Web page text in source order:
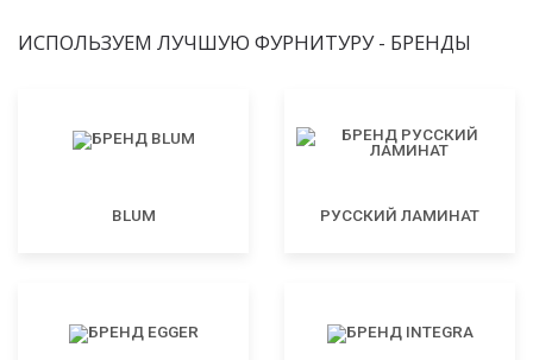
ИСПОЛЬЗУЕМ ЛУЧШУЮ ФУРНИТУРУ - БРЕНДЫ
BLUM РУССКИЙ ЛАМИНАТ